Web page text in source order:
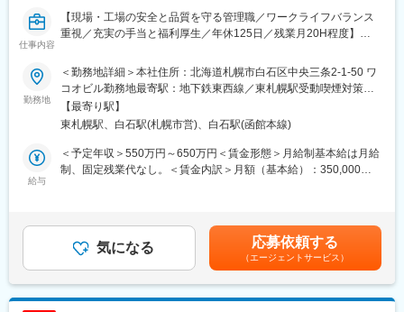
・発電量測定データの分析
・報告書作成
・年間保守計画の作成
・保安従事者業務 等
■当社で働く魅力：
私たちの仕事は、太陽光発電所の安定稼働を支えることです。
再生可能エネルギーを支える技術者として、社会インフラを守る
これまでの知識・経験を活かしながら、太陽光O&Mのプロフェッ
ショナルとして専門性をさらに高められる環境です。
事業拡大を続ける当社では、組織づくりや業務改善にも現場メン
仕事内容
【現場・工場の安全と品質を守る管理職／ワークライフバランス
重視／充実の手当と福利厚生／年休125日／残業月20H程度】
＼＼求人のポイント／／
◎製造業・プラント・設備保全・建設業界で培った安全管理経験
を活かし、全社の安全レベル向上に貢献できるポジション
◎経営層や現場責任者と連携しながら、安全パトロールや再発防
止策の立案・推進を担当
◎50年以上の事業実績を持つ安定企業で、腰を据えて専門性を発
揮できる環境
る当社の技術部にて、プラントや工場の安全管理・品質管理業務
を担当いただきます。
・現場の実態を把握しながら、安全に働ける環境づくりや品質向
勤務地
＜勤務地詳細＞本社住所：北海道札幌市白石区中央三条2-1-50 ワ
コオビル勤務地最寄駅：地下鉄東西線／東札幌駅受動喫煙対策：
その他（敷地内禁煙（喫煙場所あり））変更の範囲：会社の定め
る事業所
【最寄り駅】
東札幌駅、白石駅(札幌市営)、白石駅(函館本線)
給与
＜予定年収＞550万円～650万円＜賃金形態＞月給制基本給は月給
制、固定残業代なし。＜賃金内訳＞月額（基本給）：350,000円
性があります。月給(月額)は固定手当を含めた表記です。
気になる 応募依頼する
（エージェントサービス）